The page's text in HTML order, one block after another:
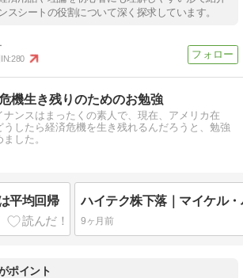
スシートの役割について深く探求しています。
280
機生き残りのためのお勉強
ナンスはまったくの素人で、現在、アメリカ在
うしたら経済危機を生き残れるんだろうと、勉強
した。
平均回帰
9ヶ月前
ポイント